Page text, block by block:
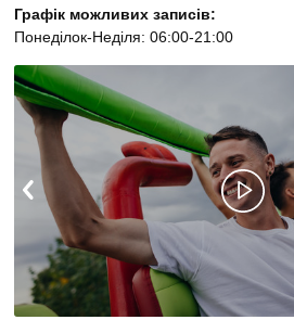
Графік можливих записів:
Понеділок-Неділя: 06:00-21:00